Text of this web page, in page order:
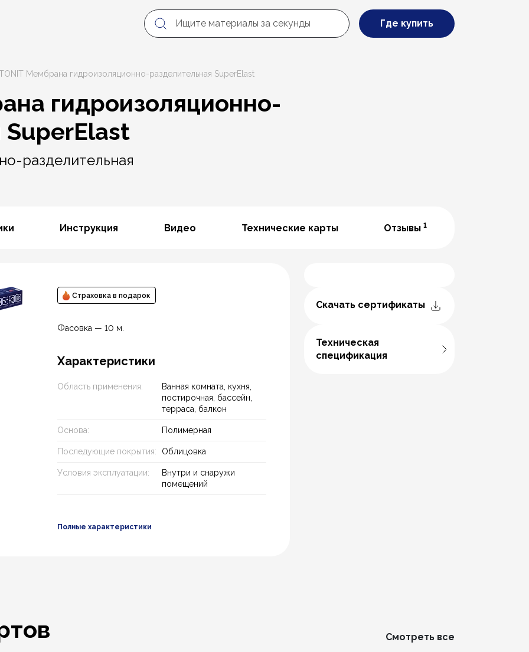
Где купить
Мембрана гидроизоляционно-разделительная SuperElast
гидроизоляционно-
SuperElast
разделительная
Инструкция Видео Технические карты Отзывы1
Страховка в подарок
Фасовка — 10 м.
Характеристики
Область применения:
Ванная комната, кухня,
постирочная, бассейн,
терраса, балкон
Основа: Полимерная
Последующие покрытия: Облицовка
Условия эксплуатации:
Внутри и снаружи
помещений
Полные характеристики
Скачать сертификаты
Техническая
спецификация
Смотреть все